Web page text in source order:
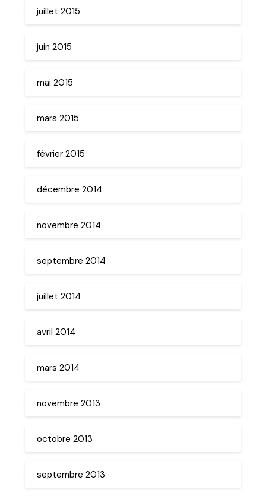
juillet 2015
juin 2015
mai 2015
mars 2015
février 2015
décembre 2014
novembre 2014
septembre 2014
juillet 2014
avril 2014
mars 2014
novembre 2013
octobre 2013
septembre 2013